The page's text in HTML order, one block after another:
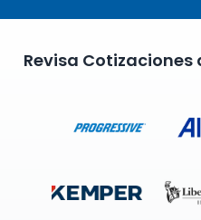
Revisa Cotizaciones